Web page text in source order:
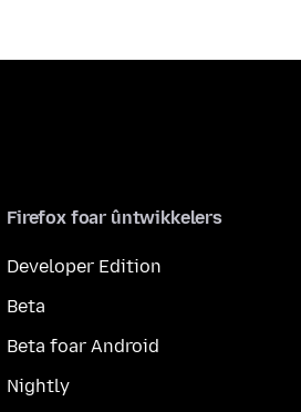
Firefox foar ûntwikkelers
Developer Edition
Beta
Beta foar Android
Nightly